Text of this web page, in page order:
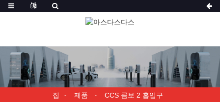
집 제품 CCS 콤보 2 흡입구